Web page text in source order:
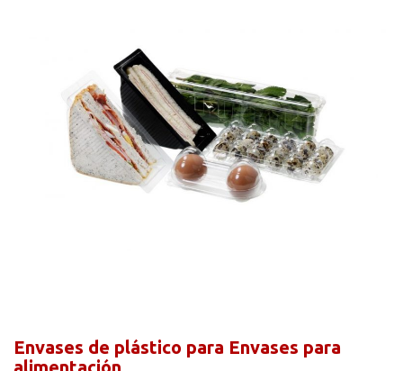
Envases de plástico para Envases para